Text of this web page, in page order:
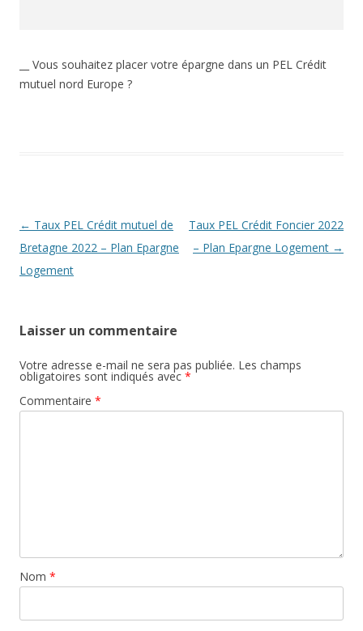
__ Vous souhaitez placer votre épargne dans un PEL Crédit
mutuel nord Europe ?
Navigation
des
articles
← Taux PEL Crédit mutuel de
Bretagne 2022 – Plan Epargne
Logement
Taux PEL Crédit Foncier 2022
– Plan Epargne Logement →
Laisser un commentaire
Votre adresse e-mail ne sera pas publiée. Les champs
obligatoires sont indiqués avec *
Commentaire *
Nom *